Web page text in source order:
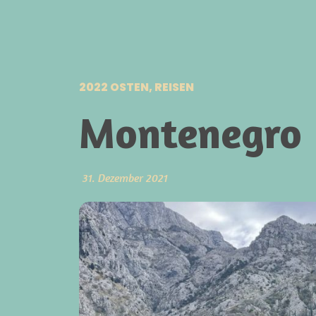
2022 OSTEN, REISEN
Montenegro
31. Dezember 2021